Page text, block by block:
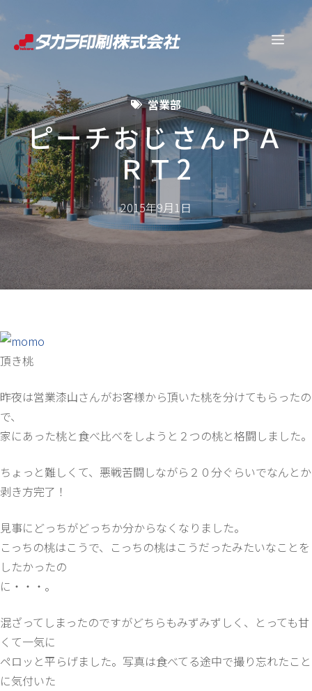
ン
ツ
へ
ス
キ
ッ
プ
メ
ニ
ュ
営業部
ピーチおじさんＰＡ
ＲＴ2
2015年9月1日
頂き桃
昨夜は営業漆山さんがお客様から頂いた桃を分けてもらったの
で、
家にあった桃と食べ比べをしようと２つの桃と格闘しました。
ちょっと難しくて、悪戦苦闘しながら２０分ぐらいでなんとか
剥き方完了！
見事にどっちがどっちか分からなくなりました。
こっちの桃はこうで、こっちの桃はこうだったみたいなことを
したかったの
に・・・。
混ざってしまったのですがどちらもみずみずしく、とっても甘
くて一気に
ペロッと平らげました。写真は食べてる途中で撮り忘れたこと
に気付いた